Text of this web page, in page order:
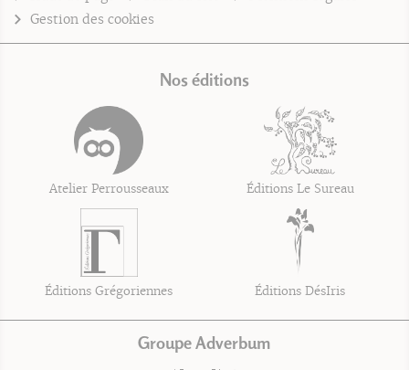
Gestion des cookies
Nos éditions
Atelier Perrousseaux Éditions Le Sureau
Éditions Grégoriennes Éditions DésIris
Groupe Adverbum